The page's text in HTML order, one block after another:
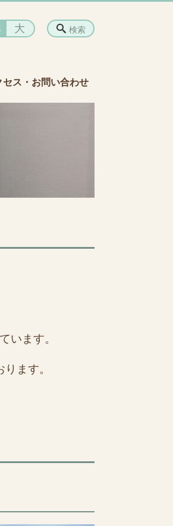
セス・お問い合わせ
検索
大
います。
ます。